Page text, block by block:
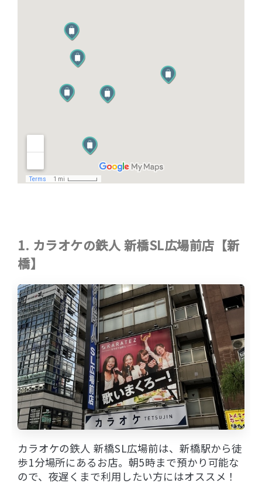
1. カラオケの鉄人 新橋SL広場前店【新
橋】
カラオケの鉄人 新橋SL広場前は、新橋駅から徒
歩1分場所にあるお店。朝5時まで預かり可能な
ので、夜遅くまで利用したい方にはオススメ！